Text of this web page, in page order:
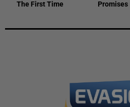
The First Time Promises